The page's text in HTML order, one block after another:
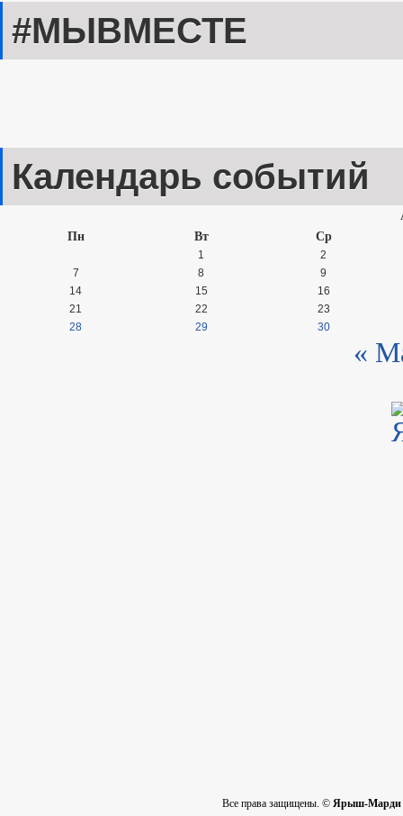
#МЫВМЕСТЕ
Календарь событий
Пн
Вт Ср
1
2
7
8
9
14
15
16
21
22
23
28
29 30
«
Все права защищены. © Ярыш-Марди